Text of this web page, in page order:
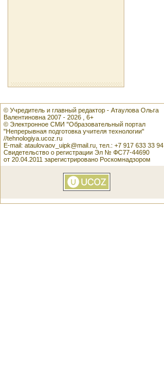
© Учредитель и главный редактор - Атаулова Ольга
Валентиновна 2007 - 2026 , 6+
© Электронное СМИ "Образовательный портал
"Непрерывная подготовка учителя технологии"
//tehnologiya.ucoz.ru
E-mail: ataulovaov_uipk@mail.ru, тел.: +7 917 633 33 94
Свидетельство о регистрации Эл № ФС77-44690
от 20.04.2011 зарегистрировано Роскомнадзором